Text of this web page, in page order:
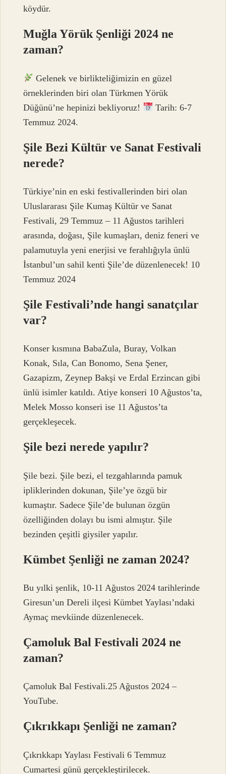
köydür.
Muğla Yörük Şenliği 2024 ne
zaman?
Gelenek ve birlikteliğimizin en güzel
örneklerinden biri olan Türkmen Yörük
Düğünü’ne hepinizi bekliyoruz!
Tarih: 6-7
Temmuz 2024.
Şile Bezi Kültür ve Sanat Festivali
nerede?
Türkiye’nin en eski festivallerinden biri olan
Uluslararası Şile Kumaş Kültür ve Sanat
Festivali, 29 Temmuz – 11 Ağustos tarihleri ​​
arasında, doğası, Şile kumaşları, deniz feneri ve
palamutuyla yeni enerjisi ve ferahlığıyla ünlü
İstanbul’un sahil kenti Şile’de düzenlenecek! 10
Temmuz 2024
Şile Festivali’nde hangi sanatçılar
var?
Konser kısmına BabaZula, Buray, Volkan
Konak, Sıla, Can Bonomo, Sena Şener,
Gazapizm, Zeynep Bakşi ve Erdal Erzincan gibi
ünlü isimler katıldı. Atiye konseri 10 Ağustos’ta,
Melek Mosso konseri ise 11 Ağustos’ta
gerçekleşecek.
Şile bezi nerede yapılır?
Şile bezi. Şile bezi, el tezgahlarında pamuk
ipliklerinden dokunan, Şile’ye özgü bir
kumaştır. Sadece Şile’de bulunan özgün
özelliğinden dolayı bu ismi almıştır. Şile
bezinden çeşitli giysiler yapılır.
Kümbet Şenliği ne zaman 2024?
Bu yılki şenlik, 10-11 Ağustos 2024 tarihlerinde
Giresun’un Dereli ilçesi Kümbet Yaylası’ndaki
Aymaç mevkiinde düzenlenecek.
Çamoluk Bal Festivali 2024 ne
zaman?
Çamoluk Bal Festivali.25 Ağustos 2024 –
YouTube.
Çıkrıkkapı Şenliği ne zaman?
Çıkrıkkapı Yaylası Festivali 6 Temmuz
Cumartesi günü gerçekleştirilecek.